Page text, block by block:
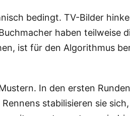
bedingt. TV-Bilder
haben teilweise
ist für den Algorithmus
In den ersten
stabilisieren sie